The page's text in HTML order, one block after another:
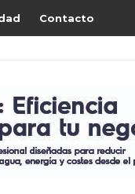
Contacto